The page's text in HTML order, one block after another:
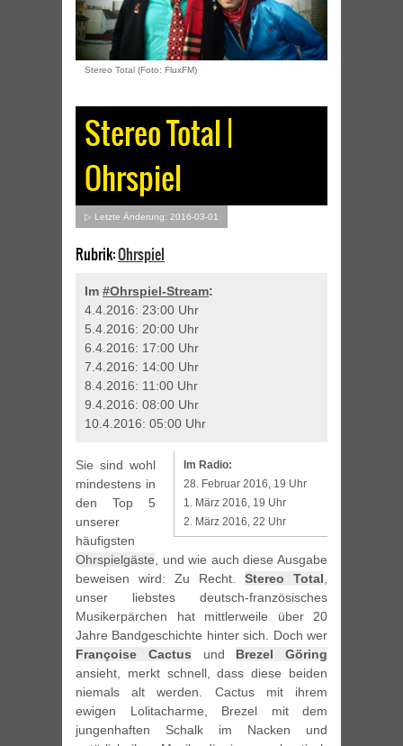
Stereo Total (Foto: FluxFM)
Stereo Total |
Ohrspiel
▷ Letzte Änderung: 2016-03-01
Rubrik:Ohrspiel
Im #Ohrspiel-Stream:
4.4.2016: 23:00 Uhr
5.4.2016: 20:00 Uhr
6.4.2016: 17:00 Uhr
7.4.2016: 14:00 Uhr
8.4.2016: 11:00 Uhr
9.4.2016: 08:00 Uhr
10.4.2016: 05:00 Uhr
Im Radio:
28. Februar 2016, 19 Uhr
1. März 2016, 19 Uhr
2. März 2016, 22 Uhr
Sie sind wohl
mindestens in
den Top 5
unserer
häufigsten
Ohrspielgäste, und wie auch diese Ausgabe
beweisen wird: Zu Recht. Stereo Total,
unser liebstes deutsch-französisches
Musikerpärchen hat mittlerweile über 20
Jahre Bandgeschichte hinter sich. Doch wer
Françoise Cactus und Brezel Göring
ansieht, merkt schnell, dass diese beiden
niemals alt werden. Cactus mit ihrem
ewigen Lolitacharme, Brezel mit dem
jungenhaften Schalk im Nacken und